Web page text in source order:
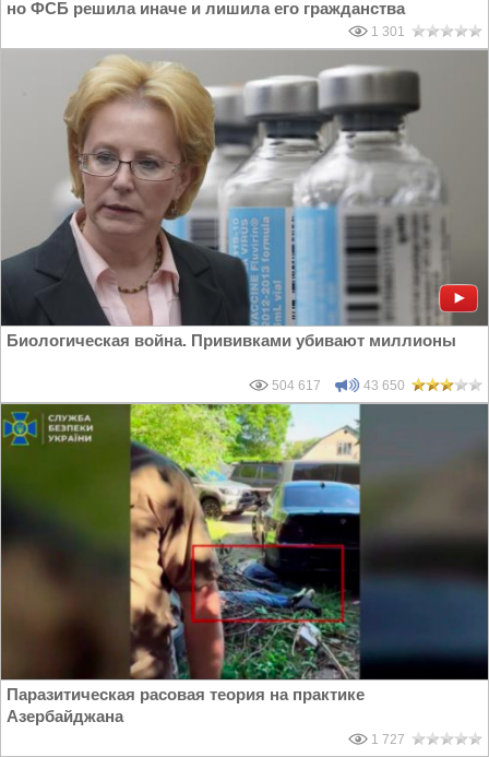
но ФСБ решила иначе и лишила его гражданства
1 301
Биологическая война. Прививками убивают миллионы
504 617 43 650
Паразитическая расовая теория на практике
Азербайджана
1 727